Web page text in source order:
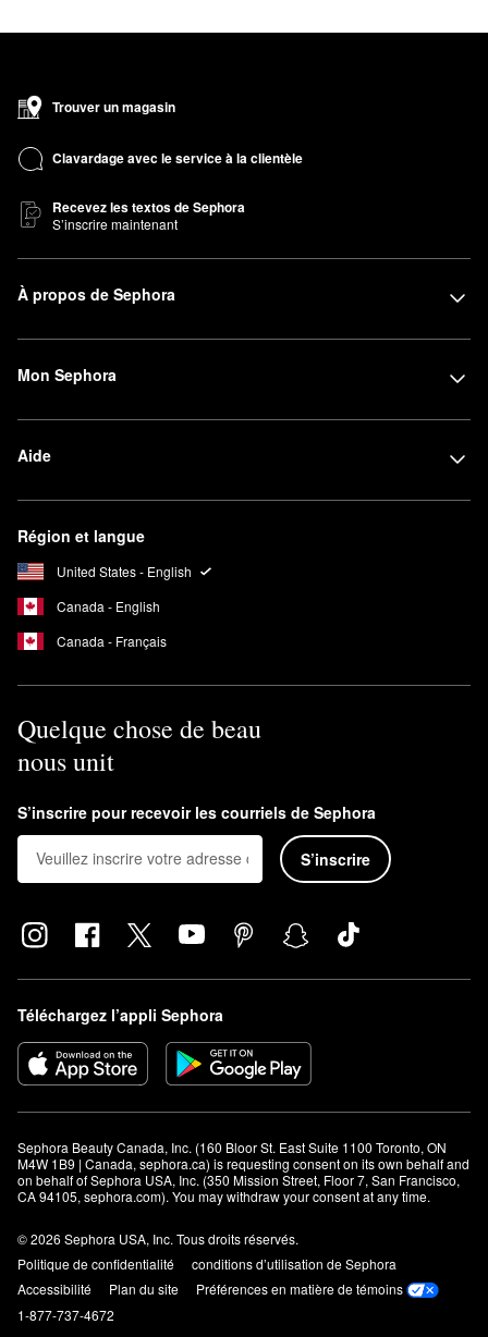
Trouver un magasin
Clavardage avec le service à la clientèle
Recevez les textos de Sephora
S’inscrire maintenant
À propos de Sephora
Mon Sephora
Aide
Région et langue
United States - English
Canada - English
Canada - Français
Quelque chose de beau
nous unit
S’inscrire pour recevoir les courriels de Sephora
S’inscrire
Téléchargez l’appli Sephora
Sephora Beauty Canada, Inc. (160 Bloor St. East Suite 1100 Toronto, ON
M4W 1B9 | Canada, sephora.ca) is requesting consent on its own behalf and
on behalf of Sephora USA, Inc. (350 Mission Street, Floor 7, San Francisco,
CA 94105, sephora.com). You may withdraw your consent at any time.
© 2026 Sephora USA, Inc. Tous droits réservés.
Politique de confidentialité
conditions d’utilisation de Sephora
Accessibilité
Plan du site
Préférences en matière de témoins
1-877-737-4672